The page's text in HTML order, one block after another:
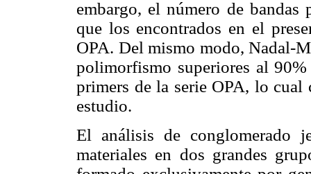
embargo, el número de bandas
que los encontrados en el
OPA. Del mismo modo, Nadal-
polimorfismo superiores al
primers de la serie OPA, lo cual
estudio.
El análisis de conglomerado
materiales en dos grandes